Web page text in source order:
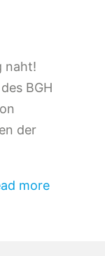
naht!
BGH
der
more